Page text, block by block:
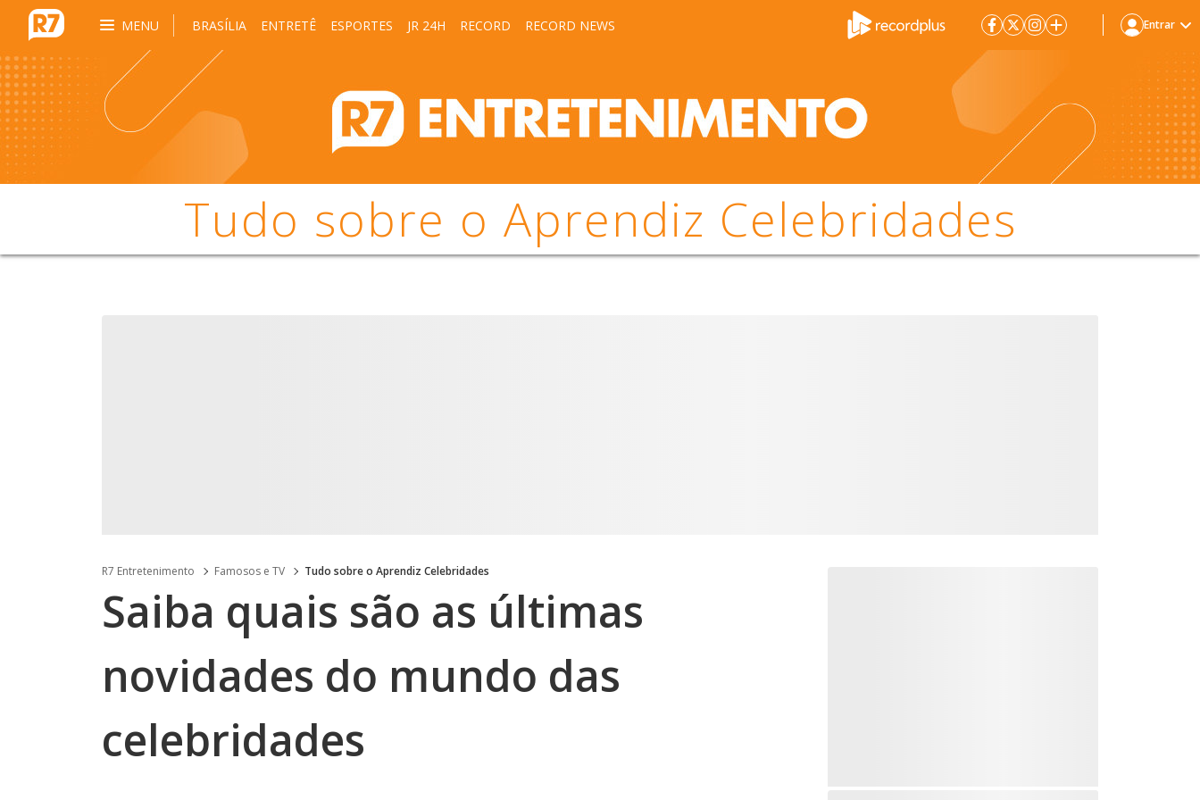
MENU BRASÍLIA ENTRETÊ ESPORTES JR 24H RECORD RECORD NEWS Entrar
Tudo sobre o Aprendiz Celebridades
R7 Entretenimento Famosos e TV Tudo sobre o Aprendiz Celebridades
Saiba quais são as últimas
novidades do mundo das
celebridades